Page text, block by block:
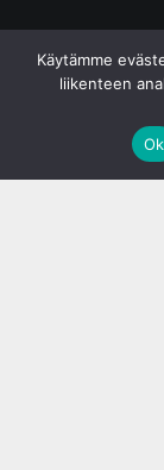
Käytämme
liikenteen
Ok